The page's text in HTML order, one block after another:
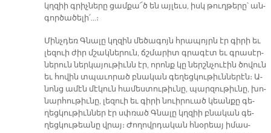
կղզիի գրիչ­նե­րը ցամ­քա՜ծ են այ­լեւս, իսկ թուղ­թե­րը՝ ան­
գոր­ծա­ծե­լի՛…։
Մինչ­դեռ Գնա­լը կղզին մե­ծա­գոյն հրա­պոյրն էր գի­րի եւ
լե­զուի ժիր մշակ­նե­րուն, ճշմա­րիտ գրա­գէտ եւ գրա­սէր­
նե­րուն ներ­կա­յու­թիւնն էր, ո­րոնք կը ներշն­չուէին ծո­վուն
եւ հո­վին տպա­ւո­րած բնա­կան գե­ղեց­կու­թիւն­նե­րէն։ Ա­
նոնց ա­մէն մէ­կուն հա­մես­տու­թիւ­նը, պար­զու­թիւ­նը, խո­
նար­հու­թիւ­նը, լե­զուի եւ գի­րի նուի­րուած կեան­քը գե­
ղեց­կու­թիւն­ներ էր սփռած Գնա­լը կղզիի բնա­կան գե­
ղեց­կու­թեա­նը վրայ։ Ժո­ղովր­դա­կան հնօ­րեայ ի­մաս­